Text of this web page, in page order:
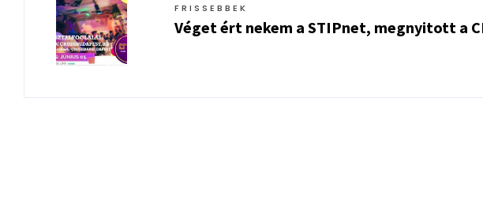
FRISSEBBEK
Véget ért nekem a STIPnet, megnyitott a